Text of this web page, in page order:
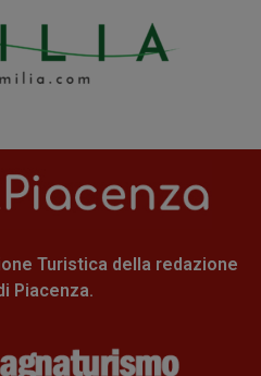
Turistica della redazione
Piacenza.